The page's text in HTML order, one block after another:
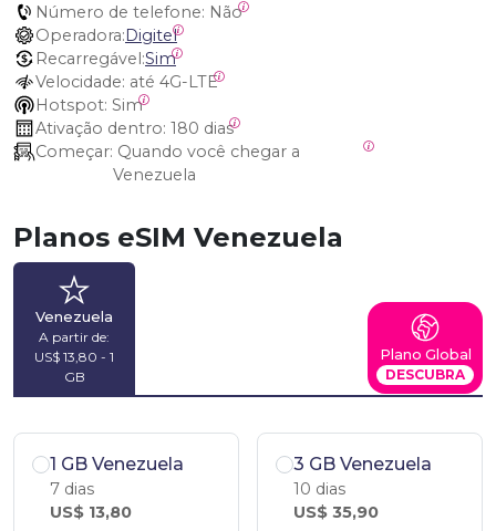
Número de telefone: Não
Operadora:Digitel
Recarregável:Sim
Velocidade: até 4G-LTE
Hotspot: Sim
Ativação dentro: 180 dias
Começar:
Venezuela
Planos eSIM Venezuela
Venezuela
A partir de:
US$ 13,80 - 1
GB
Plano Global
DESCUBRA
1 GB Venezuela
7 dias
US$ 13,80
3 GB Venezuela
10 dias
US$ 35,90